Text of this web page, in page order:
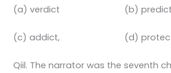
(a) verdict (b) predict
(c) addict, (d)
Qiil. The narrator was the seventh